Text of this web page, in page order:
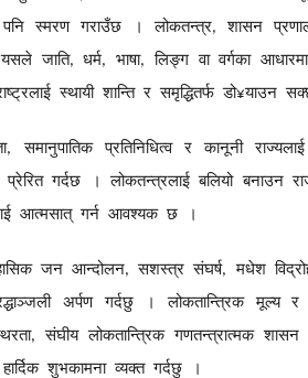
पनि स्मरण गराउँछ । लोकतन्त्र,शासन
यसले जाति,धर्म,भाषा,लिङ्ग वा वर्गका आधारमा
स्थायी शान्ति र समृद्धितर्फ डो¥याउन
,समानुपातिक प्रतिनिधित्व र कानूनी राज्यलाई
प्रेरित गर्दछ । लोकतन्त्रलाई बलियो बनाउन
आत्मसात् गर्न आवश्यक छ ।
जन आन्दोलन,सशस्त्र संघर्ष,मधेश
अर्पण गर्दछु । लोकतान्त्रिक मूल्य र
,संघीय लोकतान्त्रिक गणतन्त्रात्मक शासन
हार्दिक शुभकामना व्यक्त गर्दछु ।